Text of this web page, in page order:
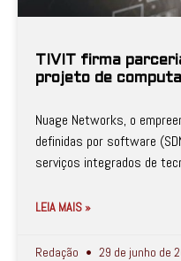
TIVIT firma
projeto de
Nuage Networks, o
definidas por software
serviços integrados de
LEIA MAIS »
Redação 29 de junho de